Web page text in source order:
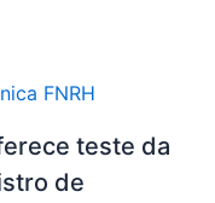
teste da
de